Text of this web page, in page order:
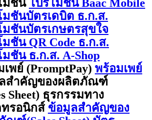
มชัน โปรโมชัน Baac Mobile
มชันบัตรเดบิต ธ.ก.ส.
มชันบัตรเกษตรสุขใจ
ชัน QR Code ธ.ก.ส.
มชัน ธ.ก.ส. A-Shop
พย์ (PromptPay) พร้อมเพย์
สำคัญของผลิตภัณฑ์
Sheet) ธุรกรรมทาง
ทรอนิกส์ ข้อมูลสำคัญของ